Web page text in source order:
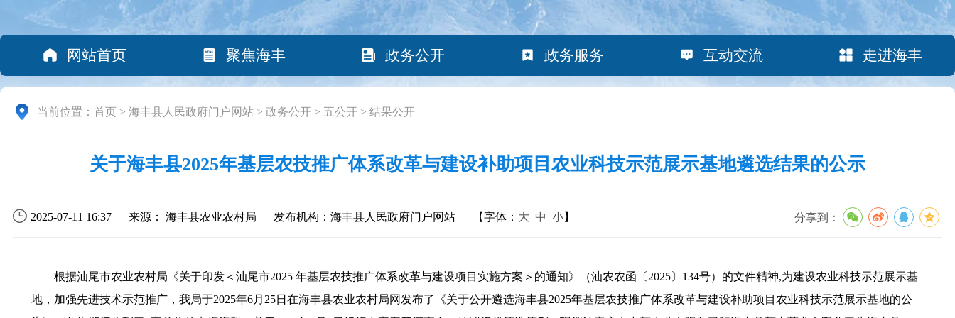
网站首页 聚焦海丰 政务公开 政务服务 互动交流 走进海丰
当前位置： 首页 > 海丰县人民政府门户网站 > 政务公开 > 五公开 > 结果公开
关于海丰县2025年基层农技推广体系改革与建设补助项目农业科技示范展示基地遴选结果的公示
2025-07-11 16:37 来源： 海丰县农业农村局 发布机构：海丰县人民政府门户网站 【字体： 大 中 小】 分享到：
根据汕尾市农业农村局《关于印发＜汕尾市2025 年基层农技推广体系改革与建设项目实施方案＞的通知》（汕农农函〔2025〕134号）的文件精神,为建设农业科技示范展示基
地，加强先进技术示范推广，我局于2025年6月25日在海丰县农业农村局网发布了《关于公开遴选海丰县2025年基层农技推广体系改革与建设补助项目农业科技示范展示基地的公